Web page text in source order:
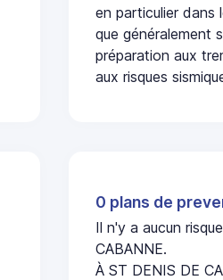
en particulier dans
que généralement
préparation aux
aux risques
0 plans de
Il n'y a aucun
CABANNE.
À ST DENIS DE